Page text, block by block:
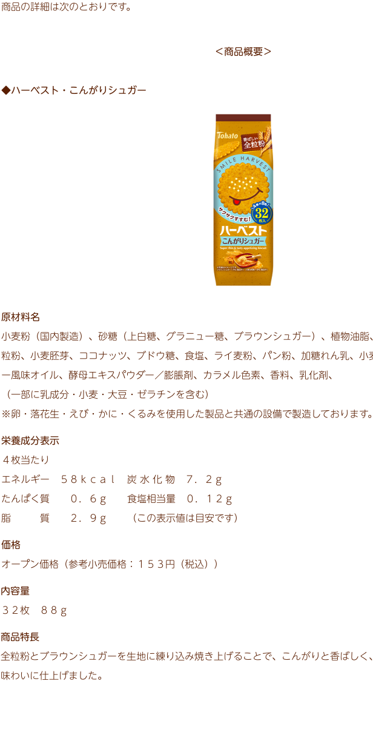
商品の詳細は次のとおりです。
＜商品概要＞
◆ハーベスト・こんがりシュガー
原材料名
小麦粉（国内製造）、砂糖（上白糖、グラニュー糖、ブラウンシュガー）、植物油脂
粒粉、小麦胚芽、ココナッツ、ブドウ糖、食塩、ライ麦粉、パン粉、加糖れん乳、小
ー風味オイル、酵母エキスパウダー／膨脹剤、カラメル色素、香料、乳化剤、
（一部に乳成分・小麦・大豆・ゼラチンを含む）
※卵・落花生・えび・かに・くるみを使用した製品と共通の設備で製造しております。
栄養成分表示
４枚当たり
エネルギー ５８ｋｃａｌ 炭 水 化 物 ７．２ｇ
たんぱく質 ０．６ｇ 食塩相当量 ０．１２ｇ
脂 質 ２．９ｇ （この表示値は目安です）
価格
オープン価格（参考小売価格：１５３円（税込））
内容量
３２枚 ８８ｇ
商品特長
全粒粉とブラウンシュガーを生地に練り込み焼き上げることで、こんがりと香ばしく
味わいに仕上げました。